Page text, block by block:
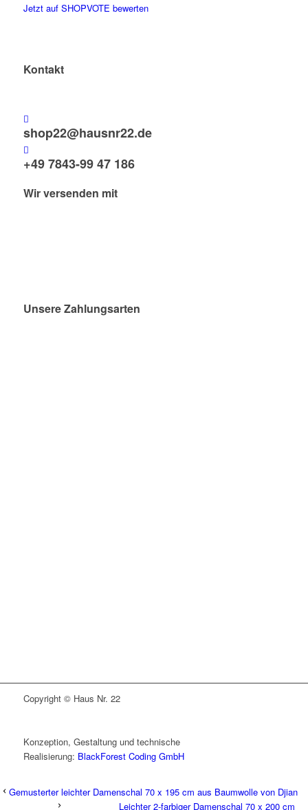
Jetzt auf SHOPVOTE bewerten
Kontakt
shop22@hausnr22.de
+49 7843-99 47 186
Wir versenden mit
Unsere Zahlungsarten
Copyright © Haus Nr. 22
Konzeption, Gestaltung und technische
Realisierung: BlackForest Coding GmbH
Gemusterter leichter Damenschal 70 x 195 cm aus Baumwolle von Djian
Leichter 2-farbiger Damenschal 70 x 200 cm